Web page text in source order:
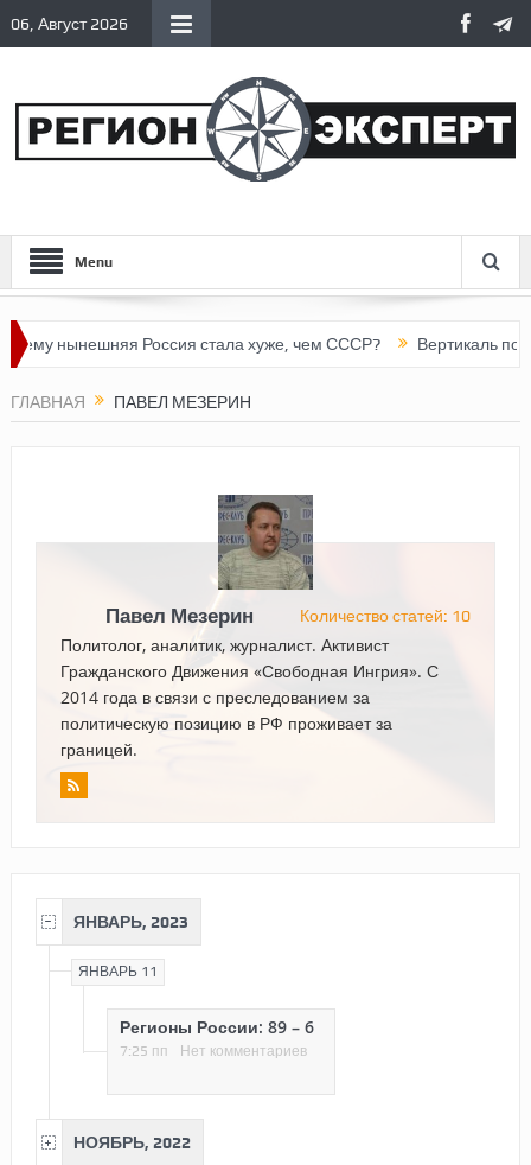
06, Август 2026
Menu
нынешняя Россия стала хуже, чем СССР? Вертикаль под
ГЛАВНАЯ ПАВЕЛ МЕЗЕРИН
Павел Мезерин Количество статей: 10
Политолог, аналитик, журналист. Активист
Гражданского Движения «Свободная Ингрия». С
2014 года в связи с преследованием за
политическую позицию в РФ проживает за
границей.
ЯНВАРЬ, 2023
ЯНВАРЬ 11
Регионы России: 89 – 6
7:25 пп Нет комментариев
НОЯБРЬ, 2022